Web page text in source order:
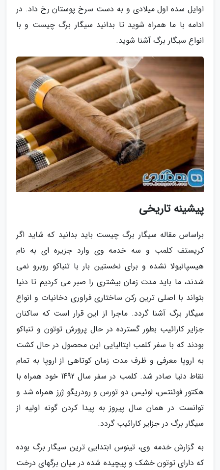
اوایل سده اول میلادی و به دست سرخ پوستان رخ داد. در
ادامه با ما همراه شوید تا بدانید سیگار برگ چیست و با
انواع سیگار برگ آشنا شوید.
پیشینه تاریخی
براساس مقاله سیگار برگ چیست باید بدانید که شاید اگر
کریستف کلمب و سه خدمه وی وارد جزیره ای به نام
هیسپانیولا نشده و برای نخستین بار با تنباکو روبرو نمی
شدند، ما باید مدت زمان بیشتری را صبر می کردیم تا دنیا
بتواند با اصلی ترین رکن ساختاری فراوری دخانیات و انواع
سیگار برگ آشنا گردد. ماجرا از این قرار است که ساکنان
جزایر کارائیب بطور گسترده در حال پرورش توتون و تنباکو
بودند که با سفر کلمب ایتالیایی این محصول در حال کشت
به اروپا معرفی و ظرف مدت زمان کوتاهی از اروپا به تمام
نقاط دنیا صادر شد. کلمب در سفر سال 1492 خود همراه با
هکتور فوئنتس، لوئیس دو تورس و رودریگو ژرز همراه شد و
توانست در همان سال پیروز به پیدا کردن گونه اولیه از
سیگار برگ در جزایر کارائیب گردد.
به گزارش خدمه وی، تینوس ابتدایی ترین سیگار برگ بوده
که دارای توتون خشک و پیچیده شده در میان برگهای درخت